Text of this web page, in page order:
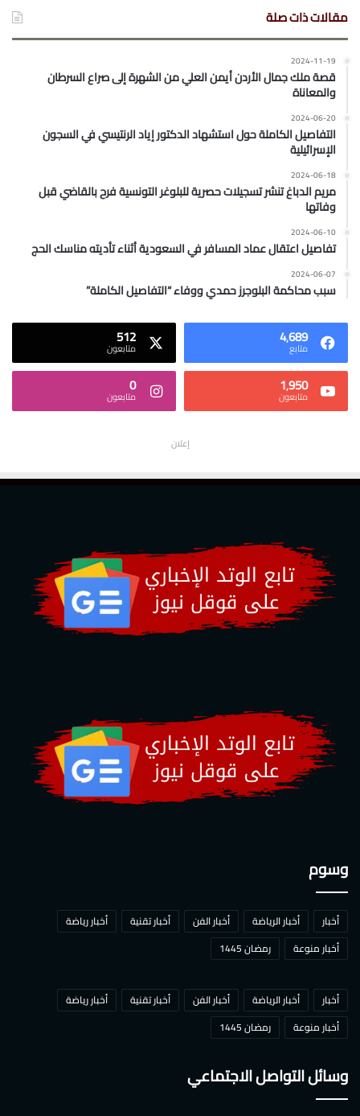
مقالات ذات صلة
2024-11-19
قصة ملك جمال الأردن أيمن العلي من الشهرة إلى صراع السرطان
والمعاناة
2024-06-20
التفاصيل الكاملة حول استشهاد الدكتور إياد الرنتيسي في السجون
الإسرائيلية
2024-06-18
مريم الدباغ تنشر تسجيلات حصرية للبلوغر التونسية فرح بالقاضي قبل
وفاتها
2024-06-10
تفاصيل اعتقال عماد المسافر في السعودية أثناء تأديته مناسك الحج
2024-06-07
سبب محاكمة البلوجرز حمدي ووفاء “التفاصيل الكاملة”
4٬689
متابع 512
متابعون
1٬950
متابعون 0
متابعون
إعلان
وسوم
أخبار أخبار الرياضة أخبار الفن أخبار تقنية
أخبار رياضة
أخبار منوعة
رمضان 1445
أخبار أخبار الرياضة أخبار الفن أخبار تقنية
أخبار رياضة
أخبار منوعة
رمضان 1445
وسائل التواصل الاجتماعي